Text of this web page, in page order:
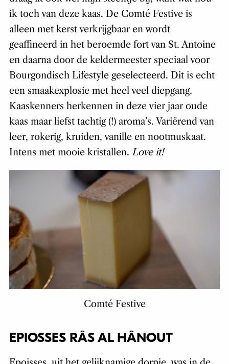
ik toch van deze kaas. De Comté Festive is
alleen met kerst verkrijgbaar en wordt
geaffineerd in het beroemde fort van St. Antoine
en daarna door de keldermeester speciaal voor
Bourgondisch Lifestyle geselecteerd. Dit is echt
een smaakexplosie met heel veel diepgang.
Kaaskenners herkennen in deze vier jaar oude
kaas maar liefst tachtig (!) aroma’s. Variërend van
leer, rokerig, kruiden, vanille en nootmuskaat.
Intens met mooie kristallen. Love it!
Comté Festive
EPIOSSES RÂS AL HÂNOUT